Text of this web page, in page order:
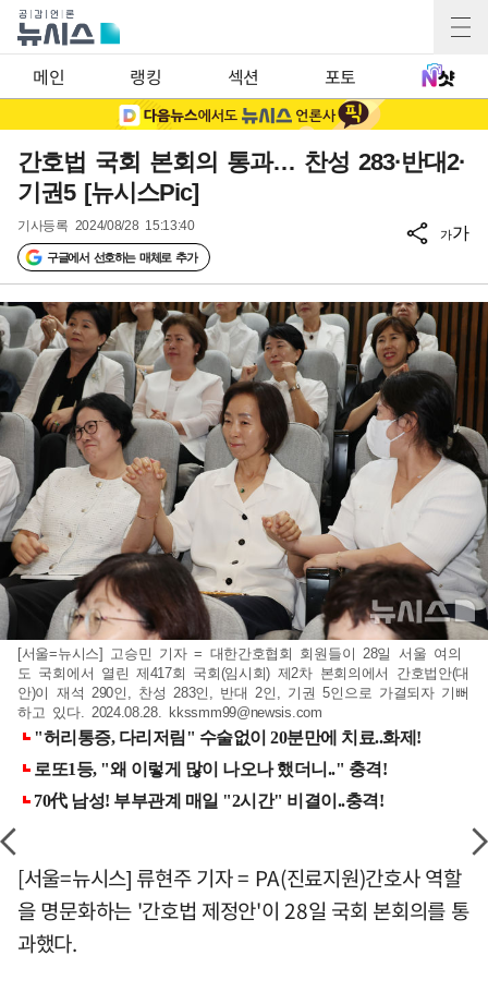
메인 랭킹 섹션 포토
간호법 국회 본회의 통과… 찬성 283·반대2·
기권5 [뉴시스Pic]
기사등록 2024/08/28 15:13:40
구글에서 선호하는 매체로 추가
가가
[서울=뉴시스] 고승민 기자 = 대한간호협회 회원들이 28일 서울 여의
도 국회에서 열린 제417회 국회(임시회) 제2차 본회의에서 간호법안(대
안)이 재석 290인, 찬성 283인, 반대 2인, 기권 5인으로 가결되자 기뻐
하고 있다. 2024.08.28. kkssmm99@newsis.com
[서울=뉴시스] 류현주 기자 = PA(진료지원)간호사 역할
을 명문화하는 '간호법 제정안'이 28일 국회 본회의를 통
과했다.